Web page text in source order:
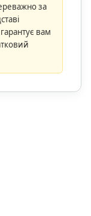
за
вам